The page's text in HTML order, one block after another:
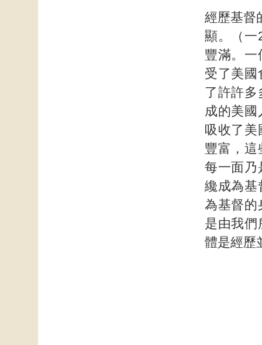
經歷基督
顯。（一
豐滿。一
受了美國
了許許
成的美國
吸收了美
豐富，這
每一面乃
纔成為基
為基督的
是由我們